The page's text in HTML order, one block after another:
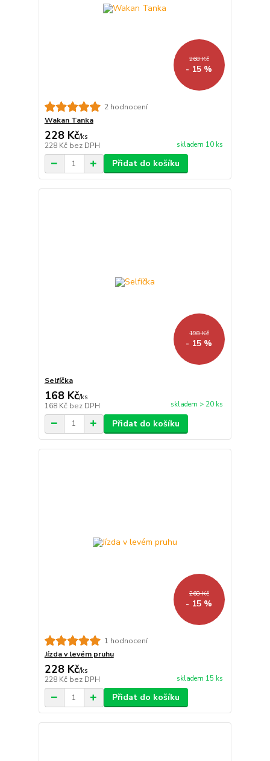
268 Kč
- 15 %
2 hodnocení
Wakan Tanka
228 Kč/ks
228 Kč bez DPH skladem 10 ks
Přidat do košíku
198 Kč
- 15 %
Selfíčka
168 Kč/ks
168 Kč bez DPH skladem > 20 ks
Přidat do košíku
268 Kč
- 15 %
1 hodnocení
Jízda v levém pruhu
228 Kč/ks
228 Kč bez DPH skladem 15 ks
Přidat do košíku